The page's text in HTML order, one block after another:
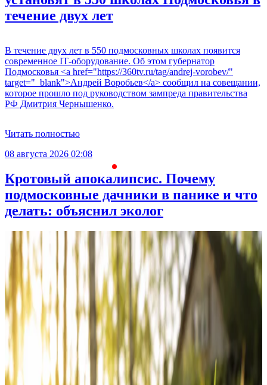
течение двух лет
В течение двух лет в 550 подмосковных школах появится
современное IT‑оборудование. Об этом губернатор
Подмосковья <a href="https://360tv.ru/tag/andrej-vorobev/"
target="_blank">Андрей Воробьев</a> сообщил на совещании,
которое прошло под руководством зампреда правительства
РФ Дмитрия Чернышенко.
Читать полностью
08 августа 2026 02:08
Кротовый апокалипсис. Почему
подмосковные дачники в панике и что
делать: объяснил эколог